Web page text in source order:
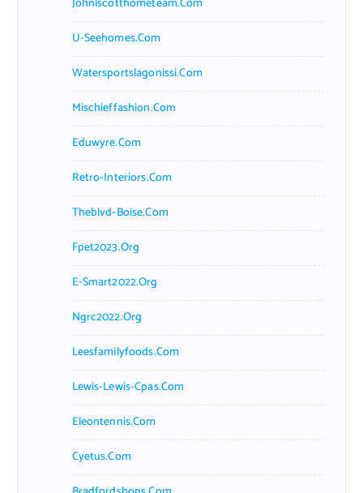
U-Seehomes.com
Watersportslagonissi.com
Mischieffashion.com
Eduwyre.com
Retro-Interiors.com
Theblvd-Boise.com
Fpet2023.org
E-Smart2022.org
Ngrc2022.org
Leesfamilyfoods.com
Lewis-Lewis-Cpas.com
Eleontennis.com
Cyetus.com